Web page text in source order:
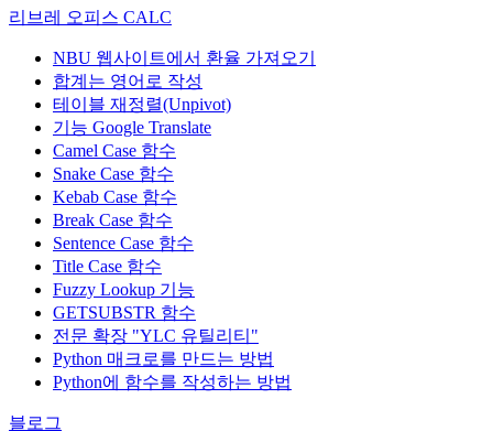
리브레 오피스 CALC
NBU 웹사이트에서 환율 가져오기
합계는 영어로 작성
테이블 재정렬(Unpivot)
기능 Google Translate
Camel Case 함수
Snake Case 함수
Kebab Case 함수
Break Case 함수
Sentence Case 함수
Title Case 함수
Fuzzy Lookup 기능
GETSUBSTR 함수
전문 확장 "YLC 유틸리티"
Python 매크로를 만드는 방법
Python에 함수를 작성하는 방법
블로그